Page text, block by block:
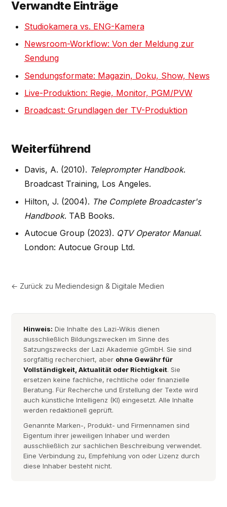
Verwandte Einträge
Studiokamera vs. ENG-Kamera
Newsroom-Workflow: Von der Meldung zur
Sendung
Sendungsformate: Magazin, Doku, Show, News
Live-Produktion: Regie, Monitor, PGM/PVW
Broadcast: Grundlagen der TV-Produktion
Weiterführend
Davis, A. (2010). Teleprompter Handbook.
Broadcast Training, Los Angeles.
Hilton, J. (2004). The Complete Broadcaster's
Handbook. TAB Books.
Autocue Group (2023). QTV Operator Manual.
London: Autocue Group Ltd.
← Zurück zuMediendesign & Digitale Medien
Hinweis: Die Inhalte des Lazi-Wikis dienen
ausschließlich Bildungszwecken im Sinne des
Satzungszwecks der Lazi Akademie gGmbH. Sie sind
sorgfältig recherchiert, aber ohne Gewähr für
Vollständigkeit, Aktualität oder Richtigkeit. Sie
ersetzen keine fachliche, rechtliche oder finanzielle
Beratung. Für Recherche und Erstellung der Texte wird
auch künstliche Intelligenz (KI) eingesetzt. Alle Inhalte
werden redaktionell geprüft.
Genannte Marken-, Produkt- und Firmennamen sind
Eigentum ihrer jeweiligen Inhaber und werden
ausschließlich zur sachlichen Beschreibung verwendet.
Eine Verbindung zu, Empfehlung von oder Lizenz durch
diese Inhaber besteht nicht.